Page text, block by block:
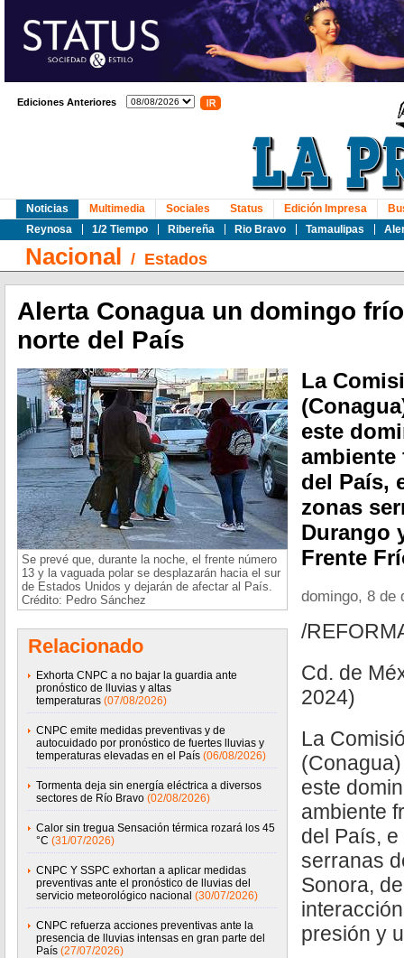
Ediciones Anteriores
Noticias
Reynosa
1/2 Tiempo Ribereña Rio Bravo Tamaulipas
Multimedia Sociales Status Edición Impresa
Nacional / Estados
Alerta Conagua un domingo
norte del País
Se prevé que, durante la noche, el frente número
13 y la vaguada polar se desplazarán hacia el sur
de Estados Unidos y dejarán de afectar al País.
Crédito: Pedro Sánchez
Relacionado
Exhorta CNPC a no bajar la guardia ante
pronóstico de lluvias y altas
temperaturas (07/08/2026)
CNPC emite medidas preventivas y de
autocuidado por pronóstico de fuertes lluvias y
temperaturas elevadas en el País (06/08/2026)
Tormenta deja sin energía eléctrica a diversos
sectores de Río Bravo (02/08/2026)
Calor sin tregua Sensación térmica rozará los 45
°C (31/07/2026)
CNPC Y SSPC exhortan a aplicar medidas
preventivas ante el pronóstico de lluvias del
servicio meteorológico nacional (30/07/2026)
CNPC refuerza acciones preventivas ante la
presencia de lluvias intensas en gran parte del
País (27/07/2026)
La
este
ambiente
del País,
zonas
Durango
Frente
domingo, 8 de
/
Cd. de
2024)
La
este
ambiente
del País,
serranas
Sonora,
presión y